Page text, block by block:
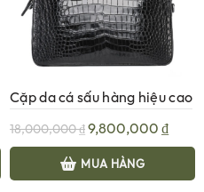
Cặp da cá sấu hàng hiệu cao
cấp GS983
18,000,000₫Giá
gốc
là:
18,000,000 ₫.
9,800,000₫Giá
hiện
là:
MUA HÀNG